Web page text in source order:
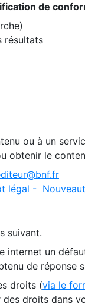
de
résultats
ou à un
obtenir le
légal -
suivant.
internet un
de réponse
droits (via le
des droits dans